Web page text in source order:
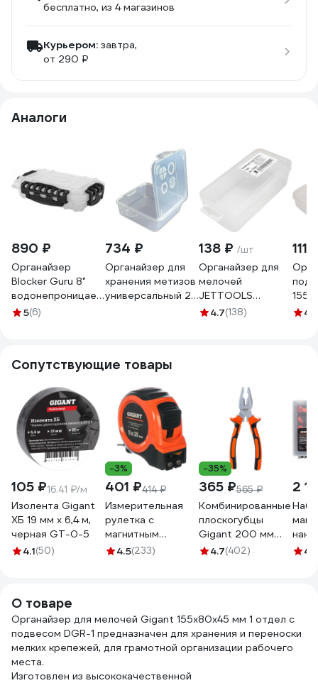
бесплатно, из 4 магазинов
Курьером: завтра,
от 290 ₽
Аналоги
890 ₽
Органайзер
Blocker Guru 8"
водонепроницаемый
универсальный
5(6)
734 ₽
Органайзер для
хранения метизов
универсальный 23
138 ₽ /шт
Органайзер для
мелочей
JETTOOLS
155x80x45 мм,1
4.7(138)
111
4.4
Сопутствующие товары
105 ₽16.41 ₽/м
Изолента Gigant
ХБ 19 мм х 6,4 м,
черная GT-0-5
4.1(50)
-3%
401 ₽414 ₽
Измерительная
рулетка с
магнитным
крюком, 5x25мм
4.5(233)
-35%
365 ₽565 ₽
Комбинированные
плоскогубцы
Gigant 200 мм
GCP 200
4.7(402)
2
4.6
О товаре
Органайзер для мелочей Gigant 155x80x45 мм 1 отдел с
подвесом DGR-1 предназначен для хранения и переноски
мелких крепежей, для грамотной организации рабочего
места.
Изготовлен из высококачественной